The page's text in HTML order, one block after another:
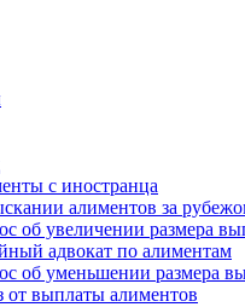
с иностранца
алиментов за
об увеличении размера
адвокат по алиментам
об уменьшении размера
от выплаты алиментов